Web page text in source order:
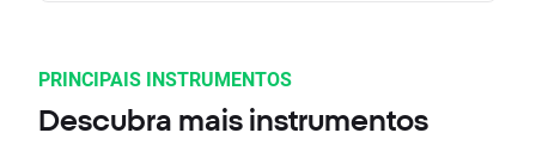
PRINCIPAIS INSTRUMENTOS
Descubra mais instrumentos